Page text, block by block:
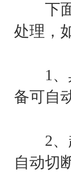
下面
处理，
1、具
备可自
2、超
自动切